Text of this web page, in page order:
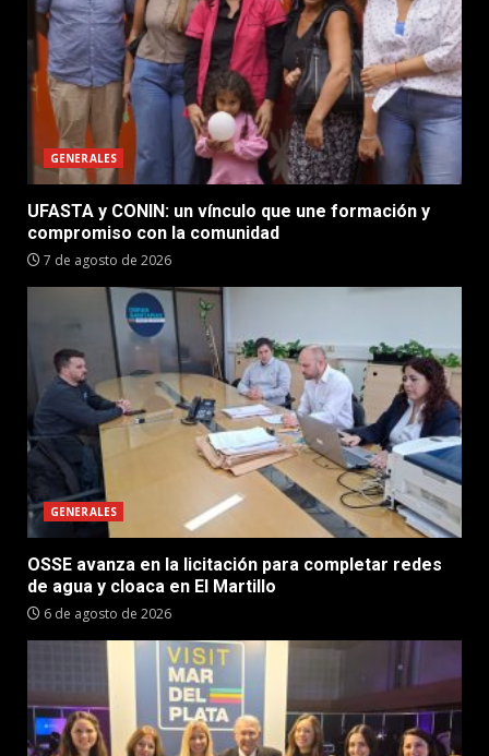
GENERALES
UFASTA y CONIN: un vínculo que une formación y
compromiso con la comunidad
7 de agosto de 2026
GENERALES
OSSE avanza en la licitación para completar redes
de agua y cloaca en El Martillo
6 de agosto de 2026